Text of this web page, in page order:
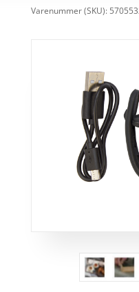
Varenummer (SKU):